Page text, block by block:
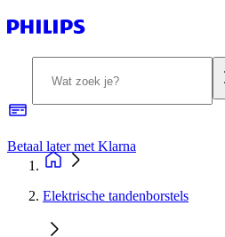
Betaal later met Klarna
Elektrische tandenborstels